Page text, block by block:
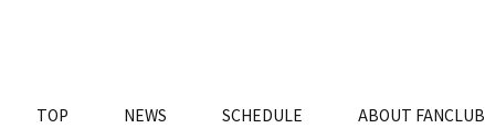
TOP NEWS SCHEDULE ABOUT FANCLUB